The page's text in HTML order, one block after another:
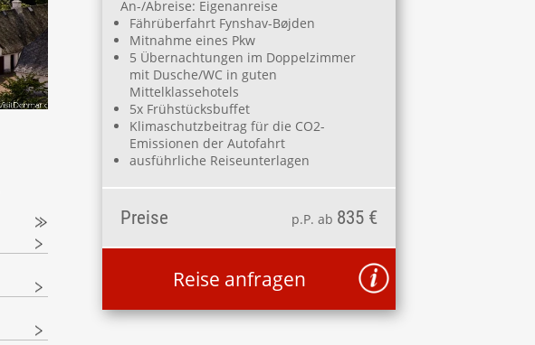
An-/Abreise: Eigenanreise
Fährüberfahrt Fynshav-Bøjden
Mitnahme eines Pkw
5 Übernachtungen im Doppelzimmer
mit Dusche/WC in guten
Mittelklassehotels
5x Frühstücksbuffet
Klimaschutzbeitrag für die CO2-
Emissionen der Autofahrt
ausführliche Reiseunterlagen
Preise p.P. ab 835 €
Reise anfragen